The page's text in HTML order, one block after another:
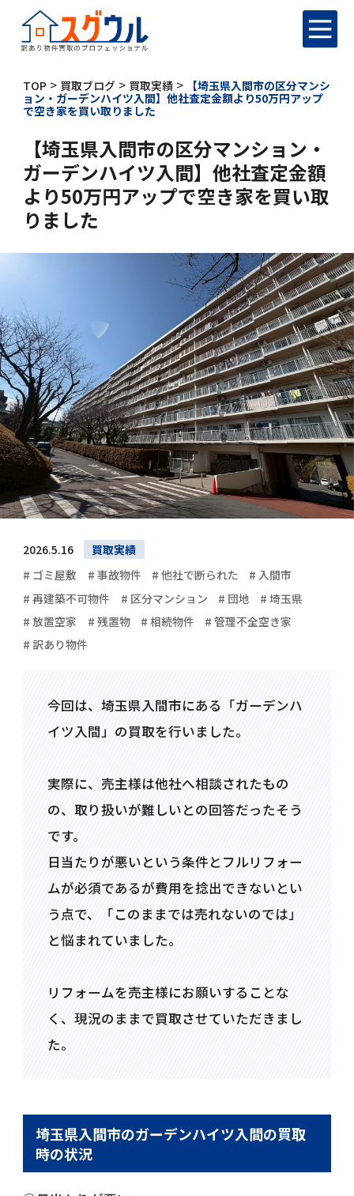
TOP > 買取ブログ > 買取実績 >
【埼玉県入間市の区分マンシ
ョン・ガーデンハイツ入間】他社査定金額より50万円アップ
で空き家を買い取りました
【埼玉県入間市の区分マンション・
ガーデンハイツ入間】他社査定金額
より50万円アップで空き家を買い取
りました
2026.5.16
買取実績
# ゴミ屋敷
# 事故物件 # 他社で断られた
# 入間市
# 再建築不可物件
# 区分マンション # 団地
# 埼玉県
# 放置空家
# 残置物 # 相続物件
# 管理不全空き家
# 訳あり物件
今回は、埼玉県入間市にある「ガーデンハ
イツ入間」の買取を行いました。
実際に、売主様は他社へ相談されたもの
の、取り扱いが難しいとの回答だったそう
です。
日当たりが悪いという条件とフルリフォー
ムが必須であるが費用を捻出できないとい
う点で、「このままでは売れないのでは」
と悩まれていました。
リフォームを売主様にお願いすることな
く、現況のままで買取させていただきまし
た。
埼玉県入間市のガーデンハイツ入間の買取
時の状況